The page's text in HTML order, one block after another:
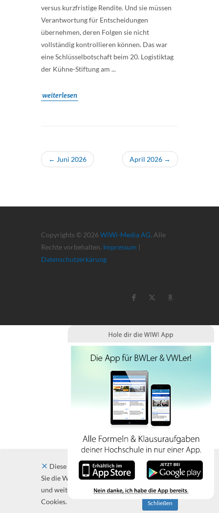
versus kurzfristige Rendite. Und sie müssen
Verantwortung für Entscheidungen
übernehmen, deren Folgen sie nicht
vollständig kontrollieren können. Das war
eine Schlüsselbotschaft beim 20. Logistiktag
der Kühne-Stiftung am ...
weiterlesen
← Juni 2026 April 2026 →
Copyrights © 2026 WiWi-Media AG. Alle
Rechte vorbehalten. Impressum |
Datenschutzerkärung
Diese Website verwendet Cookies. Indem
Sie die Website und ihre Angebote nutzen
und weiter navigieren, akzeptieren Sie diese
Cookies.
Schließen